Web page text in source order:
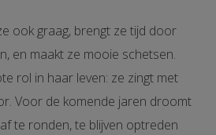
ook graag, brengt ze tijd door
en maakt ze mooie schetsen.
rol in haar leven: ze zingt met
Voor de komende jaren droomt
te ronden, te blijven optreden